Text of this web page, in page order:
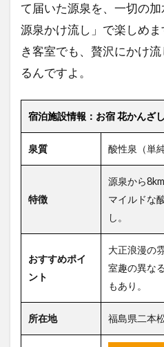
て届いた源泉を、一切の
源泉かけ流し」で楽しめ
き客室でも、贅沢にかけ
るんですよ。
宿泊施設情報：お宿 花かんざし
泉質 酸性泉（単
特徴
源泉から
マイルドな
し。
おすすめポイ
ント
大正浪漫の
室趣の異な
もあり。
所在地 福島県二本